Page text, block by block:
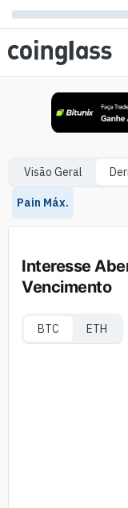
Visão Geral
Pain Máx.
Interesse
Vencimento
BTC ETH